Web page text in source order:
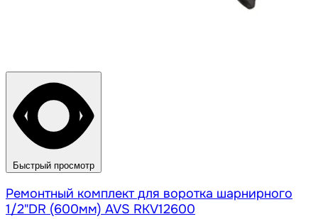
Быстрый просмотр
Ремонтный комплект для воротка шарнирного
1/2"DR (600мм) AVS RKV12600